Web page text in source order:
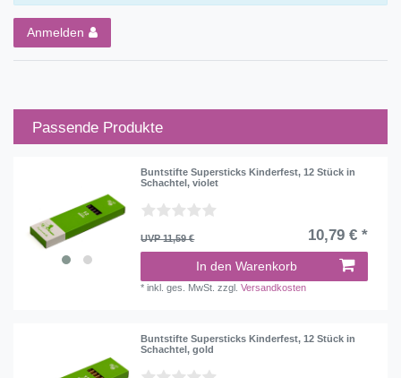
Anmelden
Passende Produkte
Buntstifte Supersticks Kinderfest, 12 Stück in
Schachtel, violet
UVP 11,59 € 10,79 € *
In den Warenkorb
*inkl. ges. MwSt. zzgl.Versandkosten
Buntstifte Supersticks Kinderfest, 12 Stück in
Schachtel, gold